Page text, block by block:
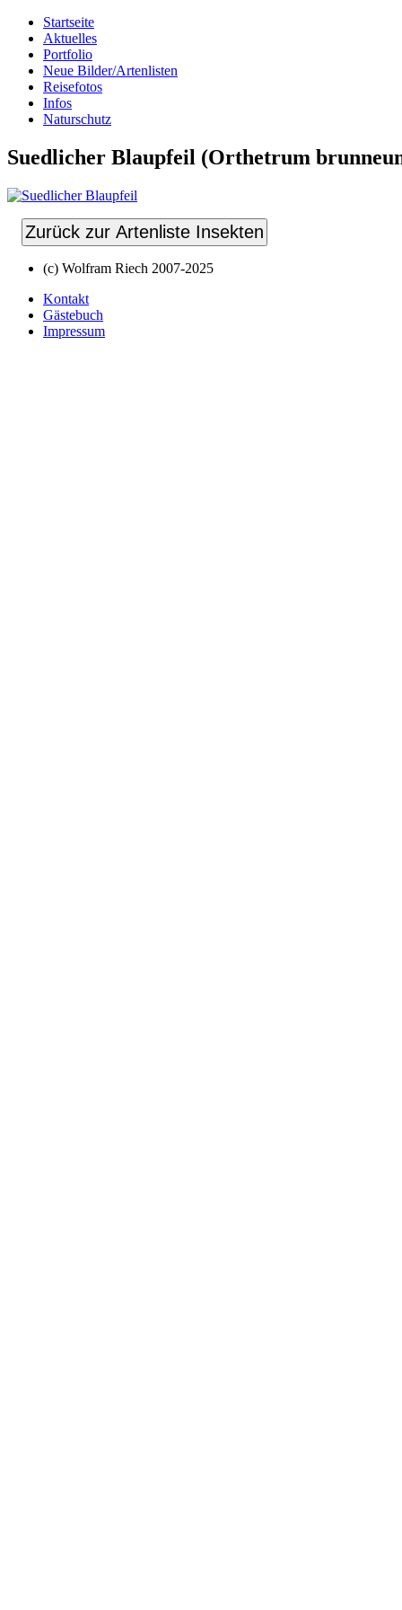
Startseite
Aktuelles
Portfolio
Neue Bilder/Artenlisten
Reisefotos
Infos
Naturschutz
Suedlicher Blaupfeil (Orthetrum
Zurück zur Artenliste Insekten
(c) Wolfram Riech 2007-2025
Kontakt
Gästebuch
Impressum